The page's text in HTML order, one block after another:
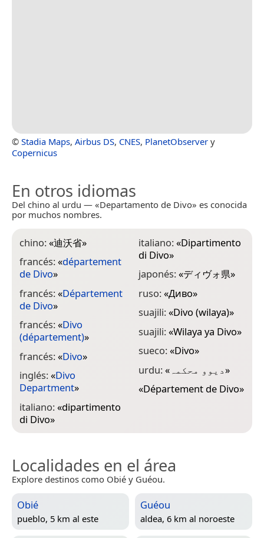
© Stadia Maps, Airbus DS, CNES, PlanetObserver y
Copernicus
En otros idiomas
Del chino al urdu — «Departamento de Divo» es conocida
por muchos nombres.
chino:«迪沃省»
francés:«département
de Divo»
francés:«Département
de Divo»
francés:«Divo
(département)»
francés:«Divo»
inglés:«Divo
Department»
italiano:«dipartimento
di Divo»
italiano:«Dipartimento
di Divo»
japonés:«ディヴォ県»
ruso:«Диво»
suajili:«Divo (wilaya)»
suajili:«Wilaya ya Divo»
sueco:«Divo»
urdu:«دیوو محکمہ»
«Département de Divo»
Localidades en el área
Explore destinos como Obié y Guéou.
Obié
pueblo, 5 km al este
Guéou
aldea, 6 km al noroeste